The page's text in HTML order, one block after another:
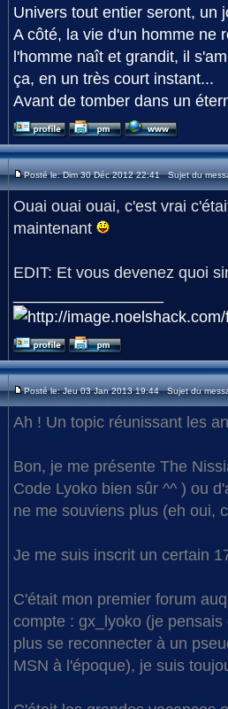
Univers tout entier seront, un
A côté, la vie d'un homme ne
l'homme naît et grandit, il
ça, en un très court instant...
Avant de tomber dans un
Posté le: Dim 30 Déc 2012 22:41 Sujet du
Ouai ouai ouai, c'est vrai
maintenant
EDIT: Et vous devenez quoi
Posté le: Jeu 03 Jan 2013 19:44 Sujet du
Ah ! Un topic réunissant les
Bon, je me présente The
Code Lyoko bien sûr ^^ ) ou
ne me souviens plus (eh oui,
Je me suis inscrit un certain
C'était mon premier forum
compte : gx_lyoko (je
plus se reconnecter à un
MSN à l'époque), je suis